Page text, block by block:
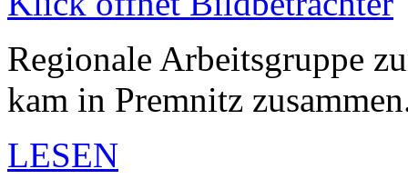
Regionale Arbeitsgruppe
kam in Premnitz
LESEN